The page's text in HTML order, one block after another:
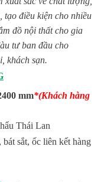
tạo điều kiện cho nhiều
đồ nội thất cho gia
tư ban đầu cho
khách sạn.
mm*(Khách hàng
Thái Lan
sắt, ốc liên kết hàng